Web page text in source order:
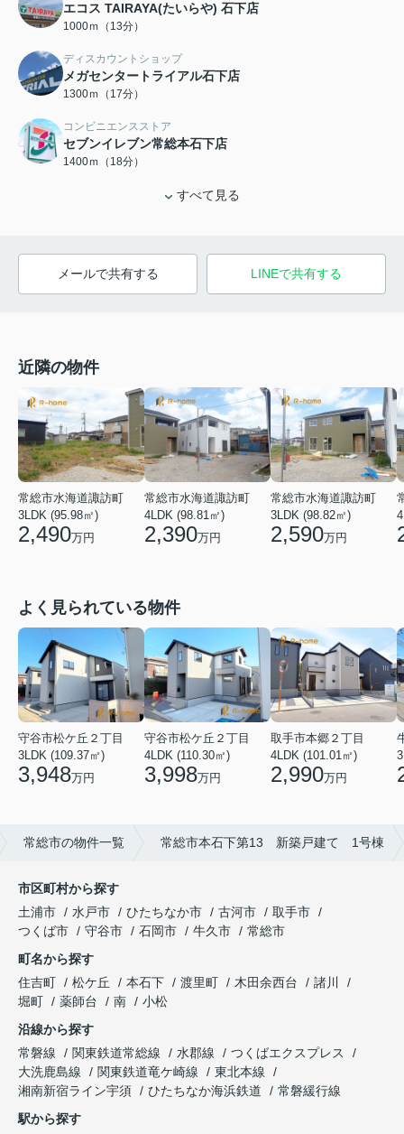
エコス TAIRAYA(たいらや) 石下店
1000ｍ（13分）
ディスカウントショップ
メガセンタートライアル石下店
1300ｍ（17分）
コンビニエンスストア
セブンイレブン常総本石下店
1400ｍ（18分）
すべて見る
メールで共有する LINEで共有する
近隣の物件
常総市水海道諏訪町
3LDK (95.98㎡)
2,490万円
常総市水海道諏訪町
4LDK (98.81㎡)
2,390万円
常総市水海道諏訪町
3LDK (98.82㎡)
2,590万円
よく見られている物件
守谷市松ケ丘２丁目
3LDK (109.37㎡)
3,948万円
守谷市松ケ丘２丁目
4LDK (110.30㎡)
3,998万円
取手市本郷２丁目
4LDK (101.01㎡)
2,990万円
常総市の物件一覧 常総市本石下第13 新築戸建て 1号棟
市区町村から探す
土浦市
水戸市 ひたちなか市 古河市
取手市
つくば市
守谷市 石岡市 牛久市
常総市
町名から探す
住吉町
松ケ丘 本石下 渡里町 木田余西台
諸川
堀町
薬師台 南
小松
沿線から探す
常磐線
関東鉄道常総線 水郡線
つくばエクスプレス
大洗鹿島線
関東鉄道竜ケ崎線
東北本線
湘南新宿ライン宇須
ひたちなか海浜鉄道
常磐緩行線
駅から探す